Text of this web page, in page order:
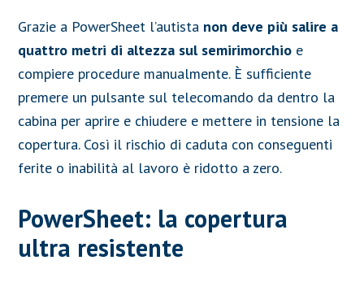
Grazie a PowerSheet l’autista non deve più salire a
quattro metri di altezza sul semirimorchio e
compiere procedure manualmente. È sufficiente
premere un pulsante sul telecomando da dentro la
cabina per aprire e chiudere e mettere in tensione la
copertura. Così il rischio di caduta con conseguenti
ferite o inabilità al lavoro è ridotto a zero.
PowerSheet: la copertura
ultra resistente